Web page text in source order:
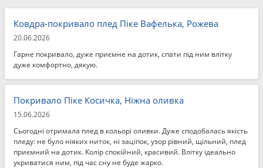
Ковдра-покривало плед Піке Вафелька, Рожева
20.06.2026
Гарне покривало, дуже приємне на дотик, спати під ним влітку
дуже комфортно, дякую.
Покривало Піке Косичка, Ніжна оливка
15.06.2026
Сьогодні отримала плед в кольорі оливки. Дуже сподобалась якість
пледу: не було ніяких ниток, ні заціпок, узор рівний, щільний, плед
приємний на дотик. Колір спокійний, красивий. Влітку ідеально
укриватися ним, під час сну не буде жарко.